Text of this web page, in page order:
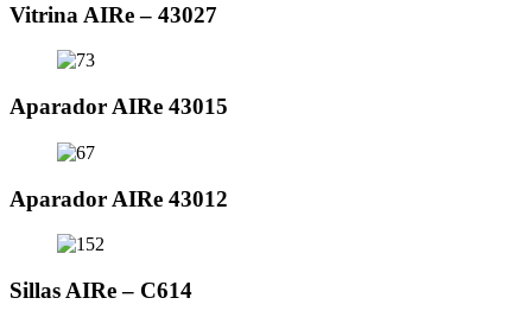
Vitrina AIRe – 43027
Aparador AIRe 43015
Aparador AIRe 43012
Sillas AIRe – C614